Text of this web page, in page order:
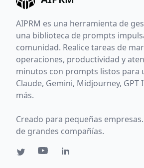
AIPRM es una herramienta de
una biblioteca de prompts
comunidad. Realice tareas de
operaciones, productividad y
minutos con prompts listos para
Claude, Gemini, Midjourney, GPT
más.
Creado para pequeñas
de grandes compañías.